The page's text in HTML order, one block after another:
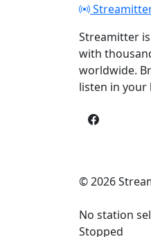
Streamitter
with
worldwide.
listen in your
© 2026
No station
Stopped